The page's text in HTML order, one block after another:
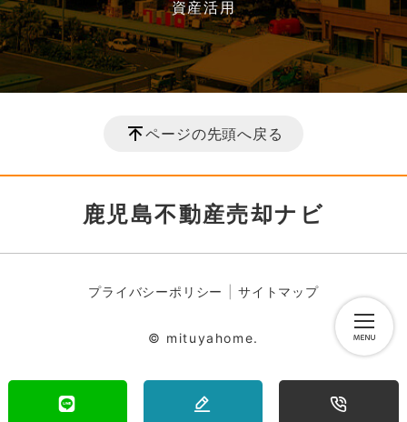
資産活用
ページの先頭へ戻る
鹿児島不動産売却ナビ
プライバシーポリシー サイトマップ
© mituyahome.